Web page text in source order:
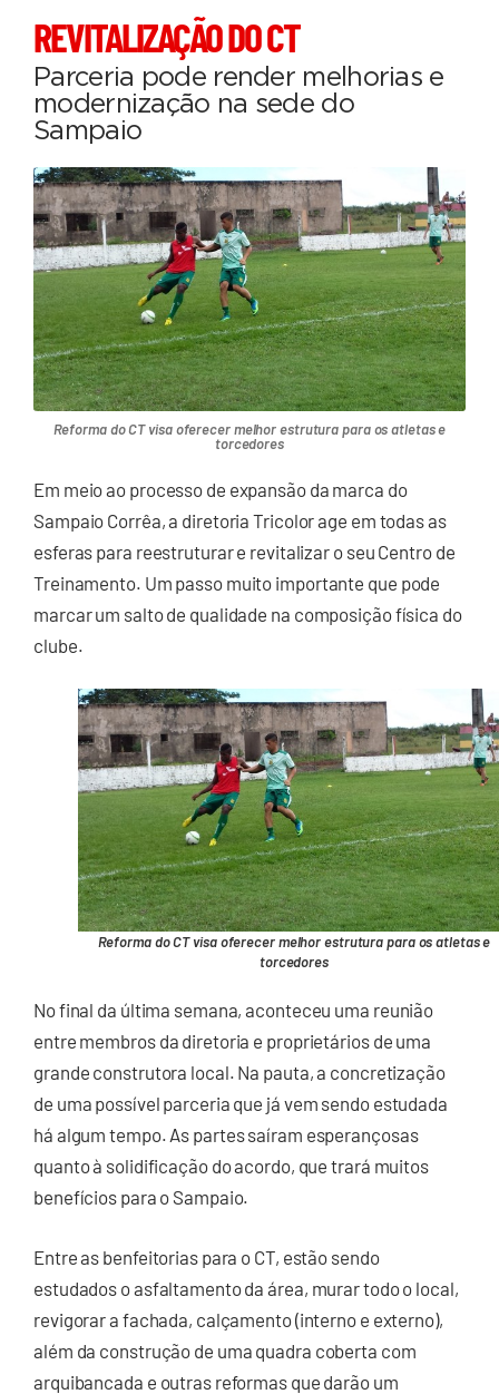
REVITALIZAÇÃO DO CT
Parceria pode render melhorias e
modernização na sede do
Sampaio
Reforma do CT visa oferecer melhor estrutura para os atletas e
torcedores
Em meio ao processo de expansão da marca do
Sampaio Corrêa, a diretoria Tricolor age em todas as
esferas para reestruturar e revitalizar o seu Centro de
Treinamento. Um passo muito importante que pode
marcar um salto de qualidade na composição física do
clube.
Reforma do CT visa oferecer melhor estrutura para os atletas e
torcedores
No final da última semana, aconteceu uma reunião
entre membros da diretoria e proprietários de uma
grande construtora local. Na pauta, a concretização
de uma possível parceria que já vem sendo estudada
há algum tempo. As partes saíram esperançosas
quanto à solidificação do acordo, que trará muitos
benefícios para o Sampaio.
Entre as benfeitorias para o CT, estão sendo
estudados o asfaltamento da área, murar todo o local,
revigorar a fachada, calçamento (interno e externo),
além da construção de uma quadra coberta com
arquibancada e outras reformas que darão um